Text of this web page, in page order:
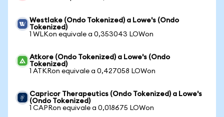
Westlake (Ondo Tokenized) a Lowe's (Ondo
Tokenized)
1 WLKon equivale a 0,353043 LOWon
Atkore (Ondo Tokenized) a Lowe's (Ondo
Tokenized)
1 ATKRon equivale a 0,427058 LOWon
Capricor Therapeutics (Ondo Tokenized) a Lowe's
(Ondo Tokenized)
1 CAPRon equivale a 0,018675 LOWon